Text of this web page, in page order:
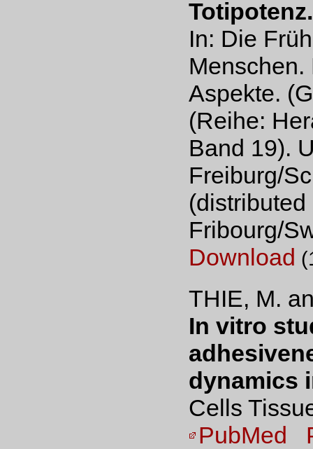
Totipotenz.
In: Die
Aspekte.
(Reihe:
Band 19).
Freiburg/
Fribourg/
Download
THIE, M.
In vitro
dynamics
Cells
PubMed